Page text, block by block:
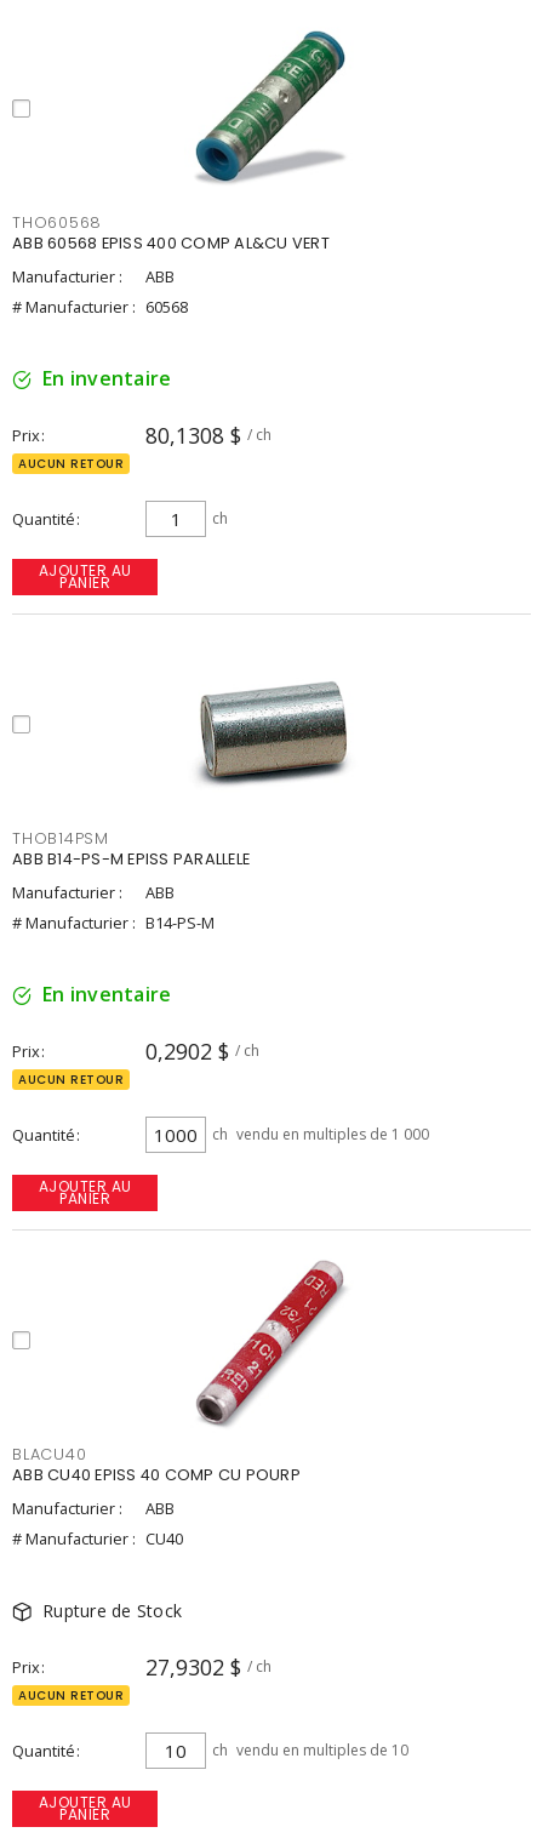
THO60568
ABB 60568 EPISS 400 COMP AL&CU VERT
Manufacturier :
ABB
# Manufacturier : 60568
En inventaire
Prix 80,1308 $ / ch
AUCUN RETOUR
Quantité ch
AJOUTER AU
PANIER
THOB14PSM
ABB B14-PS-M EPISS PARALLELE
Manufacturier :
ABB
# Manufacturier : B14-PS-M
En inventaire
Prix 0,2902 $ / ch
AUCUN RETOUR
Quantité ch vendu en multiples de 1 000
AJOUTER AU
PANIER
BLACU40
ABB CU40 EPISS 40 COMP CU POURP
Manufacturier :
ABB
# Manufacturier : CU40
Rupture de Stock
Prix 27,9302 $ / ch
AUCUN RETOUR
Quantité ch vendu en multiples de 10
AJOUTER AU
PANIER